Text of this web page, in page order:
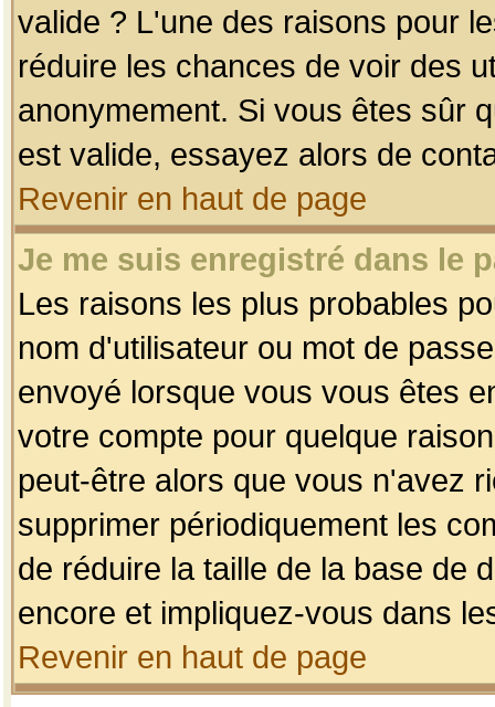
valide ? L'une des raisons pour
réduire les chances de voir des
anonymement. Si vous êtes sûr
est valide, essayez alors de
Revenir en haut de page
Je me suis enregistré dans le
Les raisons les plus probables
nom d'utilisateur ou mot de
envoyé lorsque vous vous êtes
votre compte pour quelque
peut-être alors que vous n'avez
supprimer périodiquement les
de réduire la taille de la base de
encore et impliquez-vous dans
Revenir en haut de page